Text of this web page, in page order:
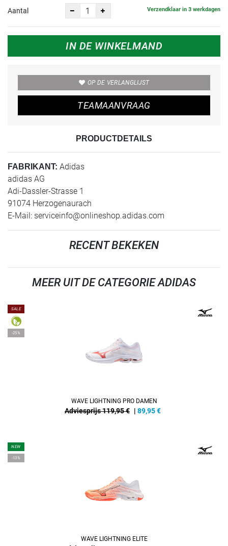
Aantal Verzendklaar in 3 werkdagen
IN DE WINKELMAND
OP DE VERLANGLIJST
TEAMAANVRAAG
PRODUCTDETAILS
FABRIKANT: Adidas
adidas AG
Adi-Dassler-Strasse 1
91074 Herzogenaurach
E-Mail: serviceinfo@onlineshop.adidas.com
RECENT BEKEKEN
MEER UIT DE CATEGORIE ADIDAS
SALE
-25%
WAVE LIGHTNING PRO DAMEN
Adviesprijs 119,95 € | 89,95€
NEW
-13%
WAVE LIGHTNING ELITE